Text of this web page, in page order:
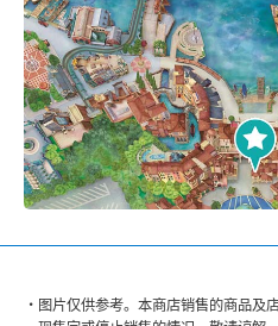
图片仅供参考。本商店销售的商品及